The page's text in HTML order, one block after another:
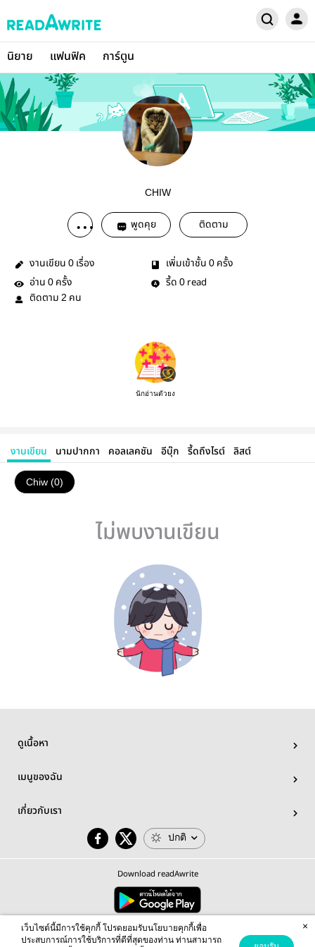
นิยาย แฟนฟิค การ์ตูน
CHIW
พูดคุย ติดตาม
งานเขียน 0 เรื่อง เพิ่มเข้าชั้น 0 ครั้ง
อ่าน 0 ครั้ง รี้ด 0 read
ติดตาม 2 คน
นักอ่านตัวยง
งานเขียน นามปากกา คอลเลคชัน อีบุ๊ก รี้ดถึงไรต์ ลิสต์
Chiw (0)
ไม่พบงานเขียน
ดูเนื้อหา
เมนูของฉัน
เกี่ยวกับเรา
ปกติ
Download readAwrite
© 2026 readAwrite.com by MEB Corporation Public Company Limited
This site is protected by reCAPTCHA and the Google Privacy Policy Terms of Serviceapply.
เว็บไซต์นี้มีการใช้คุกกี้ โปรดยอมรับนโยบายคุกกี้เพื่อ
ประสบการณ์การใช้บริการที่ดีที่สุดของท่าน ท่านสามารถ
×